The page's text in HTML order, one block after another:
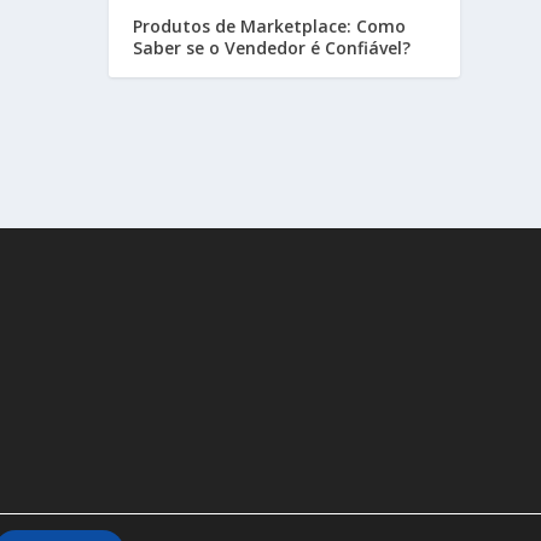
Produtos de Marketplace: Como
Saber se o Vendedor é Confiável?